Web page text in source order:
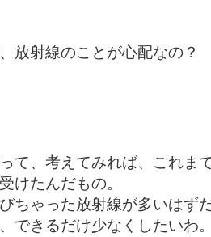
放射線のことが心配なの？
て、考えてみれば、これま
けたんだもの。
ちゃった放射線が多いはず
できるだけ少なくしたいわ